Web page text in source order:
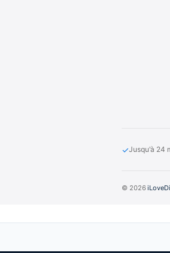
✓Jusqu'à 24
© 2026